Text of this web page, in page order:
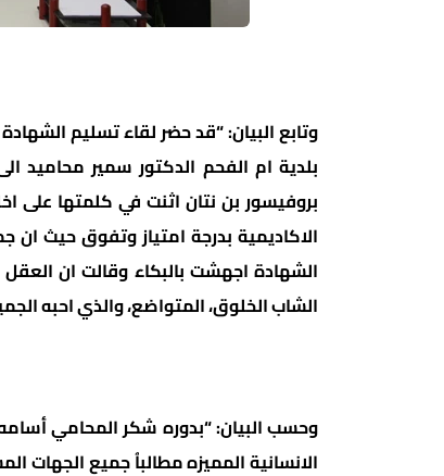
وتابع البيان: “قد حضر لقاء تسليم
بلدية ام الفحم الدكتور سمير محاميد
بروفيسور بن نتان اثنت في كلمتها على
الشهادة اجهشت بالبكاء وقالت ان
الشاب الخلوق، المتواضع، والذي احبه
وحسب البيان: “بدوره شكر المحامي
الانسانية المميزه مطالباُ جميع الجهات